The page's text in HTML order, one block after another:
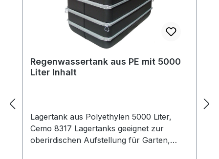
Regenwassertank aus PE mit 5000
Liter Inhalt
Lagertank aus Polyethylen 5000 Liter,
Cemo 8317 Lagertanks geeignet zur
oberirdischen Aufstellung für Garten,